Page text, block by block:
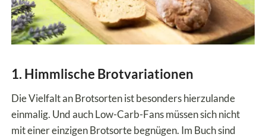
1. Himmlische Brotvariationen
Die Vielfalt an Brotsorten ist besonders hierzulande
einmalig. Und auch Low-Carb-Fans müssen sich nicht
mit einer einzigen Brotsorte begnügen. Im Buch sind